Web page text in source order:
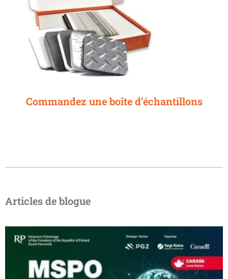
Commandez une boîte d’échantillons
Articles de blogue